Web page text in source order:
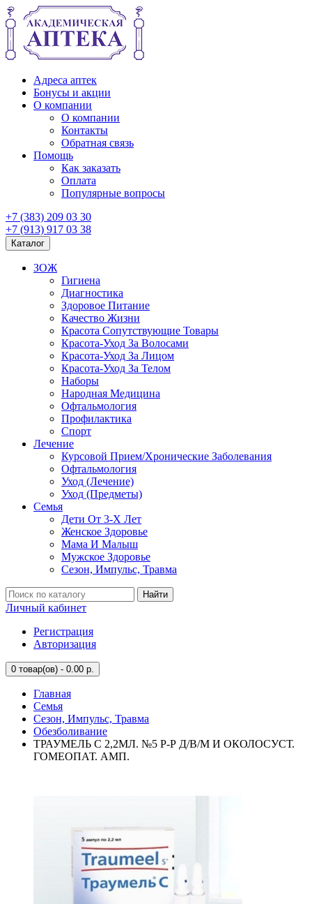
Адреса аптек
Бонусы и акции
О компании
О компании
Контакты
Обратная связь
Помощь
Как заказать
Оплата
Популярные вопросы
+7 (383) 209 03 30
+7 (913) 917 03 38
Каталог
ЗОЖ
Гигиена
Диагностика
Здоровое Питание
Качество Жизни
Красота Сопутствующие Товары
Красота-Уход За Волосами
Красота-Уход За Лицом
Красота-Уход За Телом
Наборы
Народная Медицина
Офтальмология
Профилактика
Спорт
Лечение
Курсовой Прием/Хронические Заболевания
Офтальмология
Уход (Лечение)
Уход (Предметы)
Семья
Дети От 3-Х Лет
Женское Здоровье
Мама И Малыш
Мужское Здоровье
Сезон, Импульс, Травма
Найти
Личный кабинет
Регистрация
Авторизация
0 товар(ов) - 0.00 р.
Главная
Семья
Сезон, Импульс, Травма
Обезболивание
ТРАУМЕЛЬ С 2,2МЛ. №5 Р-Р Д/В/М И ОКОЛОСУСТ.
ГОМЕОПАТ. АМП.